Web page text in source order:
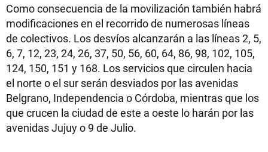
Como consecuencia de la movilización también habrá
modificaciones en el recorrido de numerosas líneas
de colectivos. Los desvíos alcanzarán a las líneas 2, 5,
6, 7, 12, 23, 24, 26, 37, 50, 56, 60, 64, 86, 98, 102, 105,
124, 150, 151 y 168. Los servicios que circulen hacia
el norte o el sur serán desviados por las avenidas
Belgrano, Independencia o Córdoba, mientras que los
que crucen la ciudad de este a oeste lo harán por las
avenidas Jujuy o 9 de Julio.